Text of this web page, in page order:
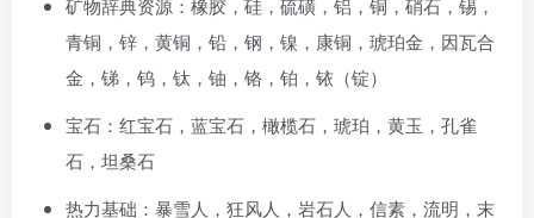
矿物辞典资源：橡胶，硅，硫磺，铝，铜，硝石，锡，
青铜，锌，黄铜，铅，钢，镍，康铜，琥珀金，因瓦合
金，锑，钨，钛，铀，铬，铂，铱（锭）
宝石：红宝石，蓝宝石，橄榄石，琥珀，黄玉，孔雀
石，坦桑石
热力基础：暴雪人，狂风人，岩石人，信素，流明，末